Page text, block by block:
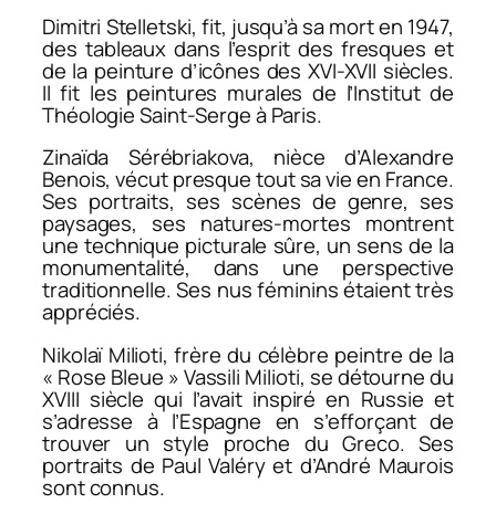
Dimitri Stelletski, fit, jusqu’à sa mort en 1947,
des tableaux dans l’esprit des fresques et
de la peinture d’icônes des XVI-XVII siècles.
Il fit les peintures murales de l’Institut de
Théologie Saint-Serge à Paris.
Zinaïda Sérébriakova, nièce d’Alexandre
Benois, vécut presque tout sa vie en France.
Ses portraits, ses scènes de genre, ses
paysages, ses natures-mortes montrent
une technique picturale sûre, un sens de la
monumentalité, dans une perspective
traditionnelle. Ses nus féminins étaient très
appréciés.
Nikolaï Milioti, frère du célèbre peintre de la
« Rose Bleue » Vassili Milioti, se détourne du
XVIII siècle qui l’avait inspiré en Russie et
s’adresse à l’Espagne en s’efforçant de
trouver un style proche du Greco. Ses
portraits de Paul Valéry et d’André Maurois
sont connus.